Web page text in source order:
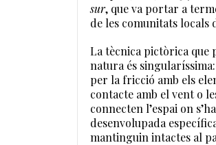
sur, que va portar a
de les comunitats locals
La tècnica pictòrica que
natura és
per la fricció amb els
contacte amb el vent o
connecten l’espai on
desenvolupada
mantinguin intactes al